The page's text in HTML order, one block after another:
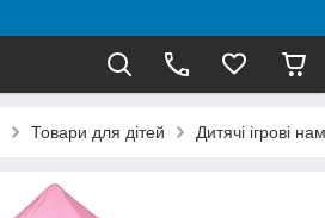
Товари для дітей Дитячі ігрові